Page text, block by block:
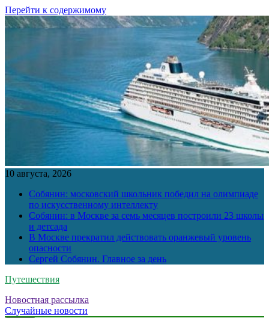
Перейти к содержимому
10 августа, 2026
Собянин: московский школьник победил на олимпиаде
по искусственному интеллекту
Собянин: в Москве за семь месяцев построили 23 школы
и детсада
В Москве прекратил действовать оранжевый уровень
опасности
Сергей Собянин. Главное за день
Путешествия
Новостная рассылка
Случайные новости